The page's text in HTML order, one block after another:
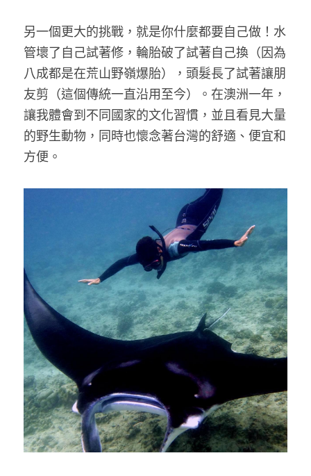
另一個更大的挑戰，就是你什麼都要自己做！水
管壞了自己試著修，輪胎破了試著自己換（因為
八成都是在荒山野嶺爆胎），頭髮長了試著讓朋
友剪（這個傳統一直沿用至今）。在澳洲一年，
讓我體會到不同國家的文化習慣，並且看見大量
的野生動物，同時也懷念著台灣的舒適、便宜和
方便。